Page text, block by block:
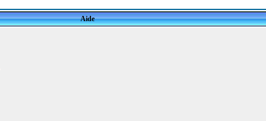
Aide